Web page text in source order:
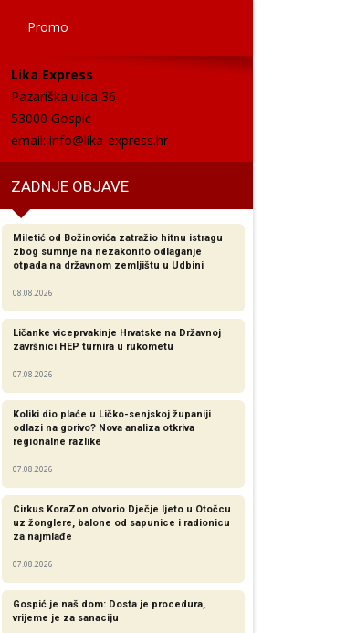
Promo
Lika Express
Pazariška ulica 36
53000 Gospić
email: info@lika-express.hr
ZADNJE OBJAVE
Miletić od Božinovića zatražio hitnu istragu
zbog sumnje na nezakonito odlaganje
otpada na državnom zemljištu u Udbini
08.08.2026
Ličanke viceprvakinje Hrvatske na Državnoj
završnici HEP turnira u rukometu
07.08.2026
Koliki dio plaće u Ličko-senjskoj županiji
odlazi na gorivo? Nova analiza otkriva
regionalne razlike​
07.08.2026
Cirkus KoraZon otvorio Dječje ljeto u Otočcu
uz žonglere, balone od sapunice i radionicu
za najmlađe
07.08.2026
Gospić je naš dom: Dosta je procedura,
vrijeme je za sanaciju